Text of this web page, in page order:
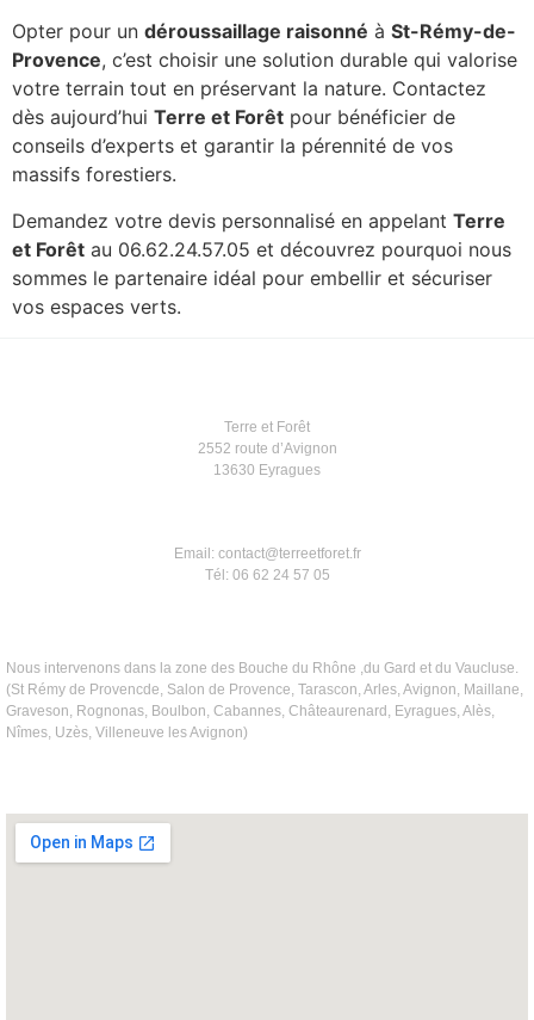
Opter pour un déroussaillage raisonné à St-Rémy-de-
Provence, c’est choisir une solution durable qui valorise
votre terrain tout en préservant la nature. Contactez
dès aujourd’hui Terre et Forêt pour bénéficier de
conseils d’experts et garantir la pérennité de vos
massifs forestiers.
Demandez votre devis personnalisé en appelant Terre
et Forêt au 06.62.24.57.05 et découvrez pourquoi nous
sommes le partenaire idéal pour embellir et sécuriser
vos espaces verts.
Terre et Forêt
2552 route d’Avignon
13630 Eyragues
Email: contact@terreetforet.fr
Tél: 06 62 24 57 05
Nous intervenons dans la zone des Bouche du Rhône ,du Gard et du Vaucluse.
(St Rémy de Provencde, Salon de Provence, Tarascon, Arles, Avignon, Maillane,
Graveson, Rognonas, Boulbon, Cabannes, Châteaurenard, Eyragues, Alès,
Nîmes, Uzès, Villeneuve les Avignon)